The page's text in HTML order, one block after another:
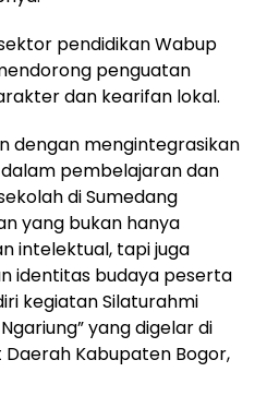
pendidikan Wabup
penguatan
dan kearifan lokal.
dengan mengintegrasikan
pembelajaran dan
di Sumedang
yang bukan hanya
intelektual, tapi juga
identitas budaya peserta
kegiatan Silaturahmi
yang digelar di
Kabupaten Bogor,